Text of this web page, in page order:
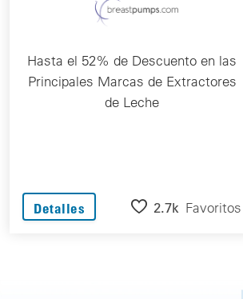
Hasta el 52% de Descuento en las
Principales Marcas de Extractores
de Leche
Detalles 2.7k Favoritos